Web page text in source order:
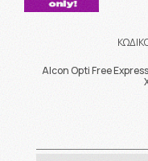
Alcon Opti Free